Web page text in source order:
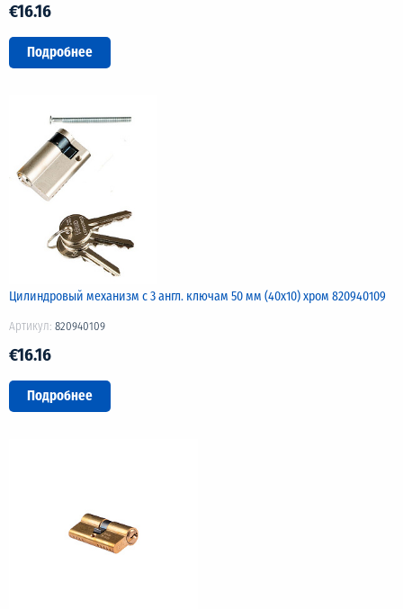
€16.16
Подробнее
Цилиндровый механизм с 3 англ. ключам 50 мм (40х10) хром 820940109
Артикул: 820940109
€16.16
Подробнее